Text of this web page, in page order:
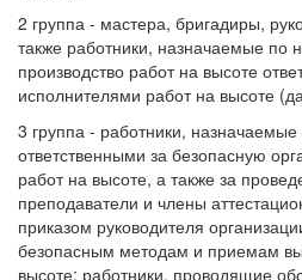
2 группа - мастера, бригадиры,
также работники, назначаемые по
производство работ на высоте
исполнителями работ на высоте
3 группа - работники,
ответственными за безопасную
работ на высоте, а также за
преподаватели и члены
приказом руководителя
безопасным методам и приемам
высоте; работники, проводящие